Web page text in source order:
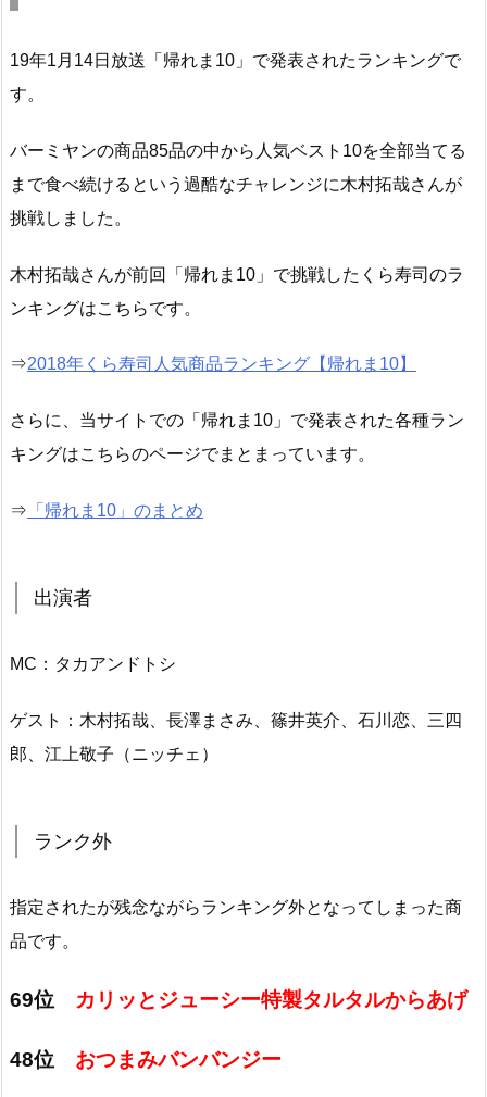
19年1月14日放送「帰れま10」で発表されたランキングで
す。
バーミヤンの商品85品の中から人気ベスト10を全部当てる
まで食べ続けるという過酷なチャレンジに木村拓哉さんが
挑戦しました。
木村拓哉さんが前回「帰れま10」で挑戦したくら寿司のラ
ンキングはこちらです。
⇒2018年くら寿司人気商品ランキング【帰れま10】
さらに、当サイトでの「帰れま10」で発表された各種ラン
キングはこちらのページでまとまっています。
⇒ 「帰れま10」のまとめ
出演者
MC：タカアンドトシ
ゲスト：木村拓哉、長澤まさみ、篠井英介、石川恋、三四
郎、江上敬子（ニッチェ）
ランク外
指定されたが残念ながらランキング外となってしまった商
品です。
69位 カリッとジューシー特製タルタルからあげ
48位 おつまみバンバンジー